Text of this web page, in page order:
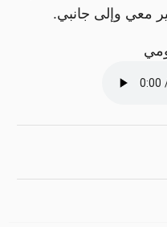
معي وإلى جانبي.